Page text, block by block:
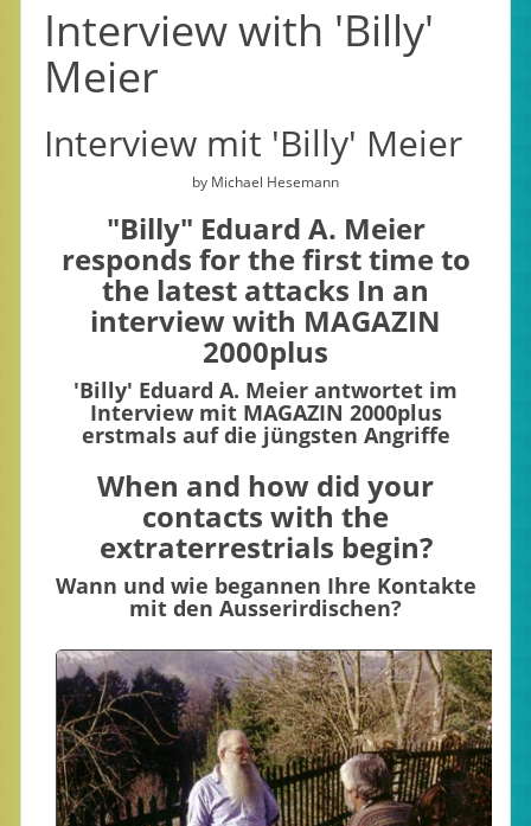
Interview with 'Billy'
Meier
Interview mit 'Billy' Meier
by Michael Hesemann
"Billy" Eduard A. Meier
responds for the first time to
the latest attacks In an
interview with MAGAZIN
2000plus
'Billy' Eduard A. Meier antwortet im
Interview mit MAGAZIN 2000plus
erstmals auf die jüngsten Angriffe
When and how did your
contacts with the
extraterrestrials begin?
Wann und wie begannen Ihre Kontakte
mit den Ausserirdischen?